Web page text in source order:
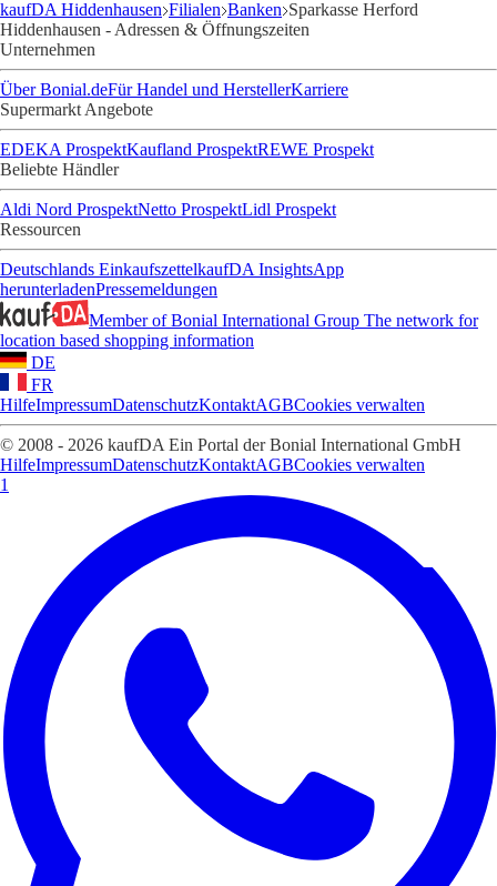
kaufDA Hiddenhausen Filialen Banken Sparkasse Herford
Hiddenhausen - Adressen & Öffnungszeiten
Unternehmen
Über Bonial.deFür Handel und HerstellerKarriere
Supermarkt Angebote
EDEKA ProspektKaufland ProspektREWE Prospekt
Beliebte Händler
Aldi Nord ProspektNetto ProspektLidl Prospekt
Ressourcen
Deutschlands EinkaufszettelkaufDA InsightsApp
herunterladenPressemeldungen
Member of Bonial International Group The network for
location based shopping information
DE
FR
HilfeImpressumDatenschutzKontaktAGBCookies verwalten
© 2008 - 2026 kaufDA Ein Portal der Bonial International GmbH
HilfeImpressumDatenschutzKontaktAGBCookies verwalten
1